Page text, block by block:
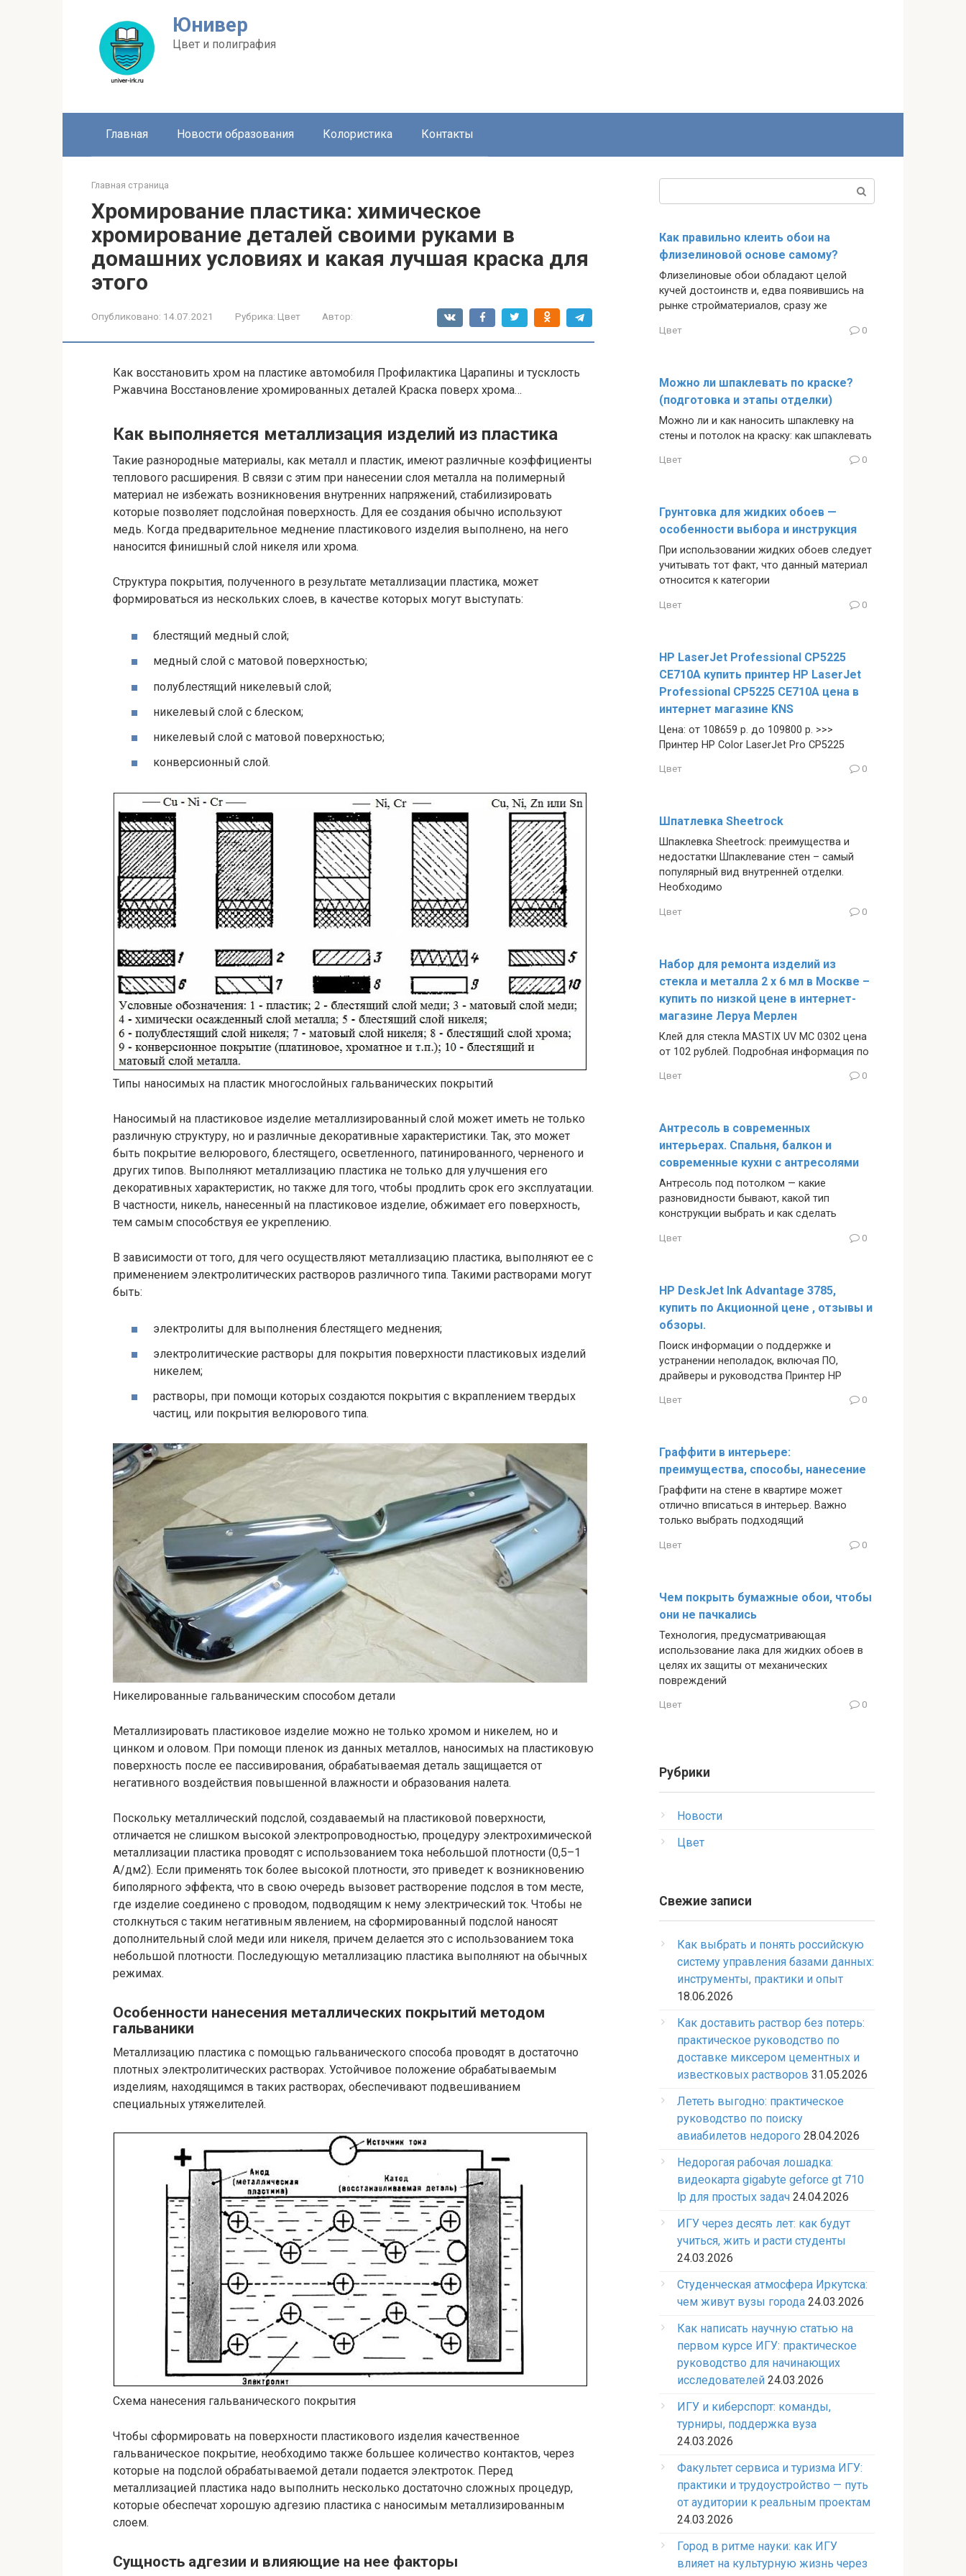
Юнивер
Цвет и полиграфия
Главная Новости образования Колористика Контакты
Главная страница
Хромирование пластика: химическое
хромирование деталей своими руками в
домашних условиях и какая лучшая краска для
этого
Опубликовано: 14.07.2021 Рубрика: Цвет Автор:
Как восстановить хром на пластике автомобиля Профилактика Царапины и тусклость
Ржавчина Восстановление хромированных деталей Краска поверх хрома…
Как выполняется металлизация изделий из пластика
Такие разнородные материалы, как металл и пластик, имеют различные коэффициенты
теплового расширения. В связи с этим при нанесении слоя металла на полимерный
материал не избежать возникновения внутренних напряжений, стабилизировать
которые позволяет подслойная поверхность. Для ее создания обычно используют
медь. Когда предварительное меднение пластикового изделия выполнено, на него
наносится финишный слой никеля или хрома.
Структура покрытия, полученного в результате металлизации пластика, может
формироваться из нескольких слоев, в качестве которых могут выступать:
блестящий медный слой;
медный слой с матовой поверхностью;
полублестящий никелевый слой;
никелевый слой с блеском;
никелевый слой с матовой поверхностью;
конверсионный слой.
Типы наносимых на пластик многослойных гальванических покрытий
Наносимый на пластиковое изделие металлизированный слой может иметь не только
различную структуру, но и различные декоративные характеристики. Так, это может
быть покрытие велюрового, блестящего, осветленного, патинированного, черненого и
других типов. Выполняют металлизацию пластика не только для улучшения его
декоративных характеристик, но также для того, чтобы продлить срок его эксплуатации.
В частности, никель, нанесенный на пластиковое изделие, обжимает его поверхность,
тем самым способствуя ее укреплению.
В зависимости от того, для чего осуществляют металлизацию пластика, выполняют ее с
применением электролитических растворов различного типа. Такими растворами могут
быть:
электролиты для выполнения блестящего меднения;
электролитические растворы для покрытия поверхности пластиковых изделий
никелем;
растворы, при помощи которых создаются покрытия с вкраплением твердых
частиц, или покрытия велюрового типа.
Никелированные гальваническим способом детали
Металлизировать пластиковое изделие можно не только хромом и никелем, но и
цинком и оловом. При помощи пленок из данных металлов, наносимых на пластиковую
поверхность после ее пассивирования, обрабатываемая деталь защищается от
негативного воздействия повышенной влажности и образования налета.
Поскольку металлический подслой, создаваемый на пластиковой поверхности,
отличается не слишком высокой электропроводностью, процедуру электрохимической
металлизации пластика проводят с использованием тока небольшой плотности (0,5–1
А/дм2). Если применять ток более высокой плотности, это приведет к возникновению
биполярного эффекта, что в свою очередь вызовет растворение подслоя в том месте,
где изделие соединено с проводом, подводящим к нему электрический ток. Чтобы не
столкнуться с таким негативным явлением, на сформированный подслой наносят
дополнительный слой меди или никеля, причем делается это с использованием тока
небольшой плотности. Последующую металлизацию пластика выполняют на обычных
режимах.
Особенности нанесения металлических покрытий методом
гальваники
Металлизацию пластика с помощью гальванического способа проводят в достаточно
плотных электролитических растворах. Устойчивое положение обрабатываемым
изделиям, находящимся в таких растворах, обеспечивают подвешиванием
специальных утяжелителей.
Схема нанесения гальванического покрытия
Чтобы сформировать на поверхности пластикового изделия качественное
гальваническое покрытие, необходимо также большее количество контактов, через
которые на подслой обрабатываемой детали подается электроток. Перед
металлизацией пластика надо выполнить несколько достаточно сложных процедур,
которые обеспечат хорошую адгезию пластика с наносимым металлизированным
слоем.
Сущность адгезии и влияющие на нее факторы
Как правильно клеить обои на
флизелиновой основе самому?
Флизелиновые обои обладают целой
кучей достоинств и, едва появившись на
рынке стройматериалов, сразу же
Цвет 0
Можно ли шпаклевать по краске?
(подготовка и этапы отделки)
Можно ли и как наносить шпаклевку на
стены и потолок на краску: как шпаклевать
Цвет 0
Грунтовка для жидких обоев —
особенности выбора и инструкция
При использовании жидких обоев следует
учитывать тот факт, что данный материал
относится к категории
Цвет 0
HP LaserJet Professional CP5225
CE710A купить принтер HP LaserJet
Professional CP5225 CE710A цена в
интернет магазине KNS
Цена: от 108659 р. до 109800 р. >>>
Принтер HP Color LaserJet Pro CP5225
Цвет 0
Шпатлевка Sheetrock
Шпаклевка Sheetrock: преимущества и
недостатки Шпаклевание стен – самый
популярный вид внутренней отделки.
Необходимо
Цвет 0
Набор для ремонта изделий из
стекла и металла 2 x 6 мл в Москве –
купить по низкой цене в интернет-
магазине Леруа Мерлен
Клей для стекла MASTIX UV МС 0302 цена
от 102 рублей. Подробная информация по
Цвет 0
Антресоль в современных
интерьерах. Спальня, балкон и
современные кухни с антресолями
Антресоль под потолком — какие
разновидности бывают, какой тип
конструкции выбрать и как сделать
Цвет 0
HP DeskJet Ink Advantage 3785,
купить по Акционной цене , отзывы и
обзоры.
Поиск информации о поддержке и
устранении неполадок, включая ПО,
драйверы и руководства Принтер HP
Цвет 0
Граффити в интерьере:
преимущества, способы, нанесение
Граффити на стене в квартире может
отлично вписаться в интерьер. Важно
только выбрать подходящий
Цвет 0
Чем покрыть бумажные обои, чтобы
они не пачкались
Технология, предусматривающая
использование лака для жидких обоев в
целях их защиты от механических
повреждений
Цвет 0
Рубрики
Новости
Цвет
Свежие записи
Как выбрать и понять российскую
систему управления базами данных:
инструменты, практики и опыт
18.06.2026
Как доставить раствор без потерь:
практическое руководство по
доставке миксером цементных и
известковых растворов 31.05.2026
Лететь выгодно: практическое
руководство по поиску
авиабилетов недорого 28.04.2026
Недорогая рабочая лошадка:
видеокарта gigabyte geforce gt 710
lp для простых задач 24.04.2026
ИГУ через десять лет: как будут
учиться, жить и расти студенты
24.03.2026
Студенческая атмосфера Иркутска:
чем живут вузы города 24.03.2026
Как написать научную статью на
первом курсе ИГУ: практическое
руководство для начинающих
исследователей 24.03.2026
ИГУ и киберспорт: команды,
турниры, поддержка вуза
24.03.2026
Факультет сервиса и туризма ИГУ:
практики и трудоустройство — путь
от аудитории к реальным проектам
24.03.2026
Город в ритме науки: как ИГУ
влияет на культурную жизнь через